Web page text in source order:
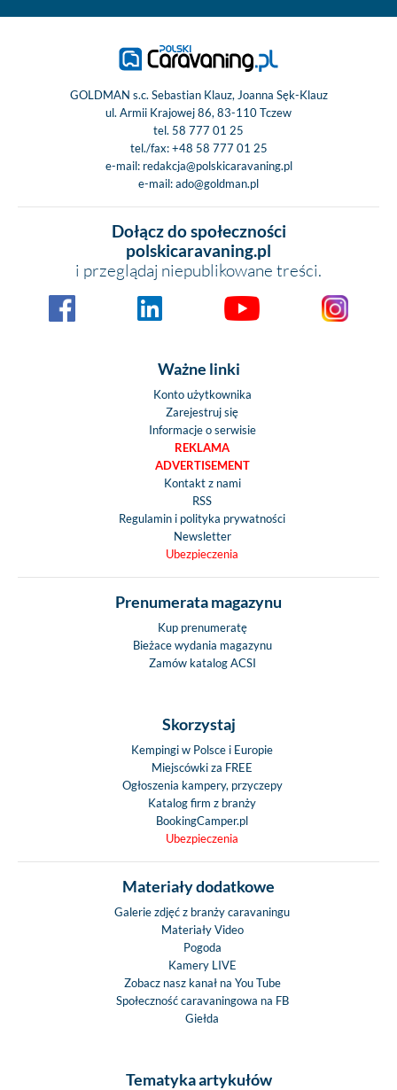
GOLDMAN s.c. Sebastian Klauz, Joanna Sęk-Klauz
ul. Armii Krajowej 86, 83-110 Tczew
tel. 58 777 01 25
tel./fax:+48 58 777 01 25
e-mail: redakcja@polskicaravaning.pl
e-mail:ado@goldman.pl
Dołącz do społeczności
polskicaravaning.pl
i przeglądaj niepublikowane treści.
Ważne linki
Konto użytkownika
Zarejestruj się
Informacje o serwisie
REKLAMA
ADVERTISEMENT
Kontakt z nami
RSS
Regulamin i polityka prywatności
Newsletter
Ubezpieczenia
Prenumerata magazynu
Kup prenumeratę
Bieżace wydania magazynu
Zamów katalog ACSI
Skorzystaj
Kempingi w Polsce i Europie
Miejscówki za FREE
Ogłoszenia kampery, przyczepy
Katalog firm z branży
BookingCamper.pl
Ubezpieczenia
Materiały dodatkowe
Galerie zdjęć z branży caravaningu
Materiały Video
Pogoda
Kamery LIVE
Zobacz nasz kanał na You Tube
Społeczność caravaningowa na FB
Giełda
Tematyka artykułów